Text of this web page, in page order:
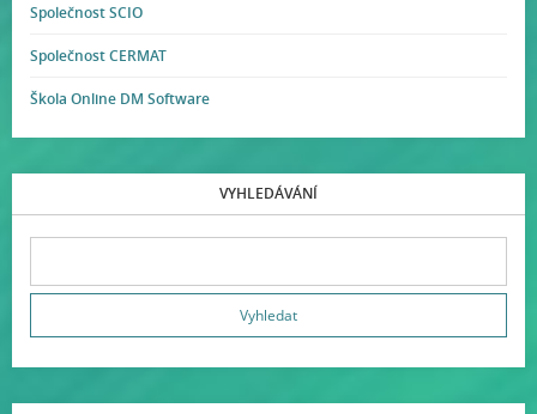
Společnost SCIO
Společnost CERMAT
Škola Online DM Software
VYHLEDÁVÁNÍ